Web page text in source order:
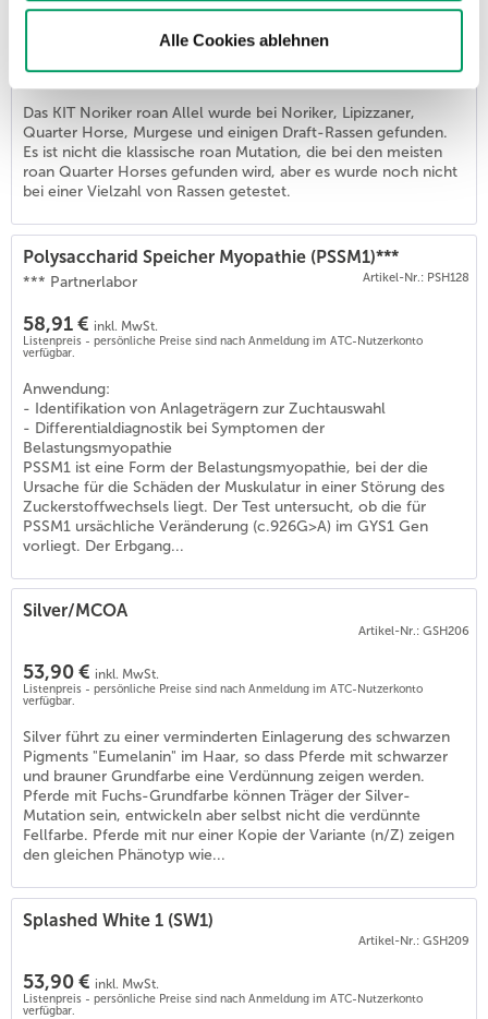
Alle Cookies ablehnen
Artikel-Nr.: GSH231
inkl. MwSt.
verfügbar.
Das KIT Noriker roan Allel wurde bei Noriker, Lipizzaner,
Quarter Horse, Murgese und einigen Draft-Rassen gefunden.
Es ist nicht die klassische roan Mutation, die bei den meisten
roan Quarter Horses gefunden wird, aber es wurde noch nicht
bei einer Vielzahl von Rassen getestet.
Polysaccharid Speicher Myopathie (PSSM1)***
Artikel-Nr.: PSH128
*** Partnerlabor
58,91 € inkl. MwSt.
Listenpreis - persönliche Preise sind nach Anmeldung im ATC-Nutzerkonto
verfügbar.
Anwendung:
- Identifikation von Anlageträgern zur Zuchtauswahl
- Differentialdiagnostik bei Symptomen der
Belastungsmyopathie
PSSM1 ist eine Form der Belastungsmyopathie, bei der die
Ursache für die Schäden der Muskulatur in einer Störung des
Zuckerstoffwechsels liegt. Der Test untersucht, ob die für
PSSM1 ursächliche Veränderung (c.926G>A) im GYS1 Gen
vorliegt. Der Erbgang...
Silver/MCOA
Artikel-Nr.: GSH206
53,90 € inkl. MwSt.
Listenpreis - persönliche Preise sind nach Anmeldung im ATC-Nutzerkonto
verfügbar.
Silver führt zu einer verminderten Einlagerung des schwarzen
Pigments "Eumelanin" im Haar, so dass Pferde mit schwarzer
und brauner Grundfarbe eine Verdünnung zeigen werden.
Pferde mit Fuchs-Grundfarbe können Träger der Silver-
Mutation sein, entwickeln aber selbst nicht die verdünnte
Fellfarbe. Pferde mit nur einer Kopie der Variante (n/Z) zeigen
den gleichen Phänotyp wie...
Splashed White 1 (SW1)
Artikel-Nr.: GSH209
53,90 € inkl. MwSt.
Listenpreis - persönliche Preise sind nach Anmeldung im ATC-Nutzerkonto
verfügbar.